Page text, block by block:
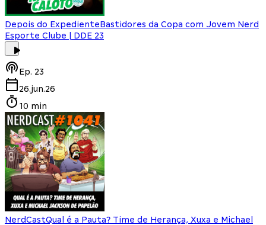
Depois do ExpedienteBastidores da Copa com Jovem Nerd
Esporte Clube | DDE 23
Ep. 23
26.jun.26
10 min
NerdCastQual é a Pauta? Time de Herança, Xuxa e Michael